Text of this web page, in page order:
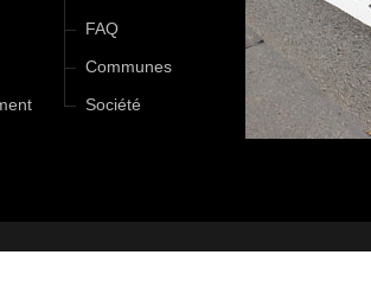
FAQ
Communes
Société